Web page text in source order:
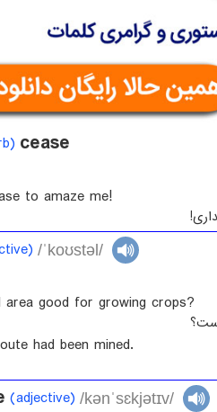
cease
to amaze me!
/ˈkoʊstəl/
good for growing crops?
had been mined.
(adjective) /kənˈsɛkjətɪv/